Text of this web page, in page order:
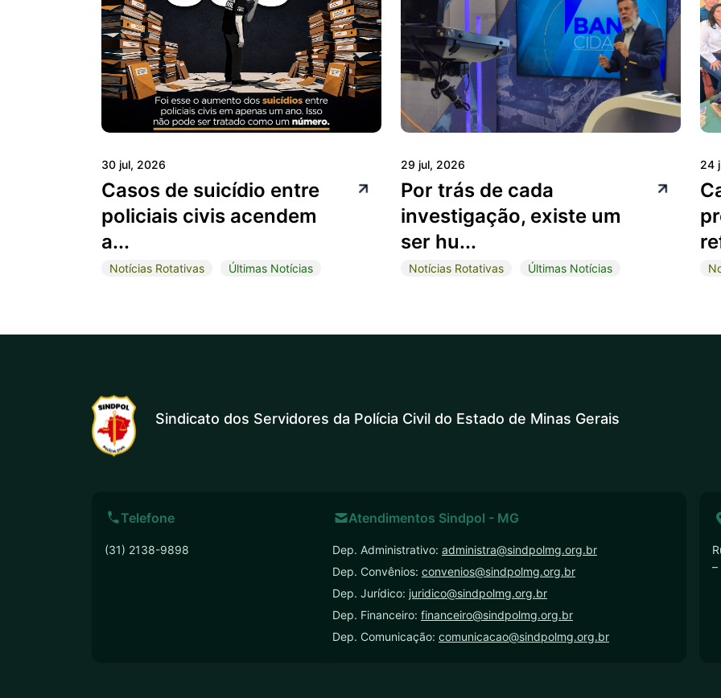
30 jul, 2026
Casos de suicídio entre
policiais civis acendem
a...
Notícias Rotativas Últimas Notícias
29 jul, 2026
Por trás de cada
investigação, existe um
ser hu...
Notícias Rotativas Últimas Notícias
24
Sindicato dos Servidores da Polícia Civil do Estado de Minas Gerais
Telefone
(31) 2138-9898
Atendimentos Sindpol - MG
Dep. Administrativo: administra@sindpolmg.org.br
Dep. Convênios: convenios@sindpolmg.org.br
Dep. Jurídico: juridico@sindpolmg.org.br
Dep. Financeiro: financeiro@sindpolmg.org.br
Dep. Comunicação: comunicacao@sindpolmg.org.br
–